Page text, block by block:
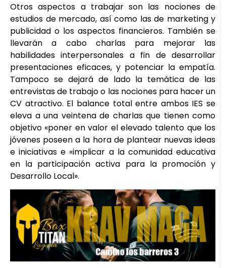
Otros aspectos a trabajar son las nociones de
estudios de mercado, así como las de marketing y
publicidad o los aspectos financieros. También se
llevarán a cabo charlas para mejorar las
habilidades interpersonales a fin de desarrollar
presentaciones eficaces, y potenciar la empatía.
Tampoco se dejará de lado la temática de las
entrevistas de trabajo o las nociones para hacer un
CV atractivo. El balance total entre ambos IES se
eleva a una veintena de charlas que tienen como
objetivo «poner en valor el elevado talento que los
jóvenes poseen a la hora de plantear nuevas ideas
e iniciativas e «implicar a la comunidad educativa
en la participación activa para la promoción y
Desarrollo Local».